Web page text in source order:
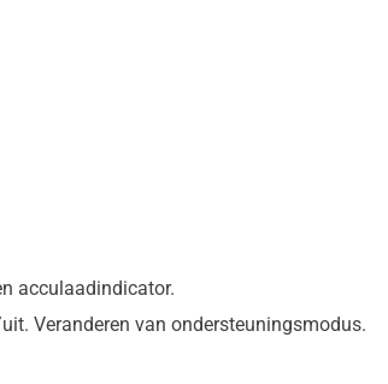
acculaadindicator.
Veranderen van ondersteuningsmodus.